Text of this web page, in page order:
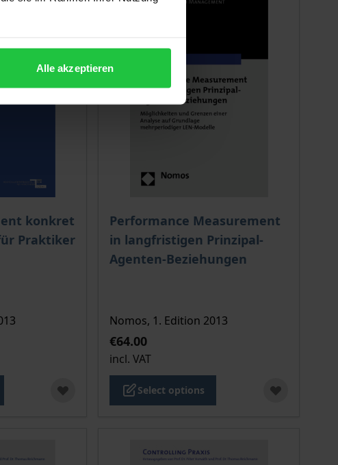
Alle akzeptieren
konkret
Praktiker
the options chosen on the product page
Performance Measurement
in langfristigen Prinzipal-
Agenten-Beziehungen
The price depends on the options chosen
Nomos, 1. Edition 2013
€64.00
incl. VAT
Select options